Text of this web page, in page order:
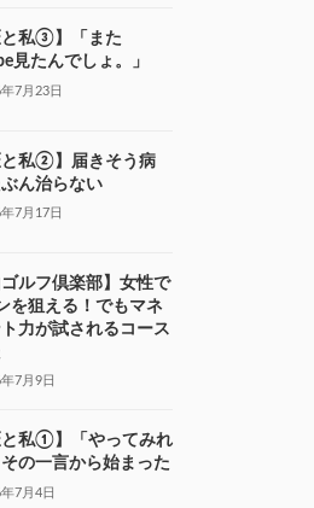
と私③】「また
見たんでしょ。」
7月23日
と私②】届きそう病
ん治らない
7月17日
ゴルフ倶楽部】女性で
を狙える！でもマネ
力が試されるコース
7月9日
と私①】「やってみれ
の一言から始まった
7月4日